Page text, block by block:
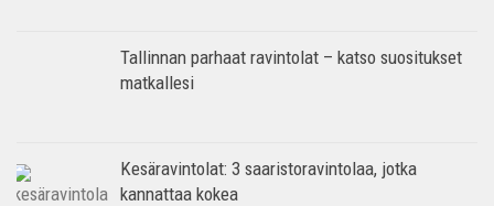
Tallinnan parhaat ravintolat – katso suositukset
matkallesi
Kesäravintolat: 3 saaristoravintolaa, jotka
kannattaa kokea